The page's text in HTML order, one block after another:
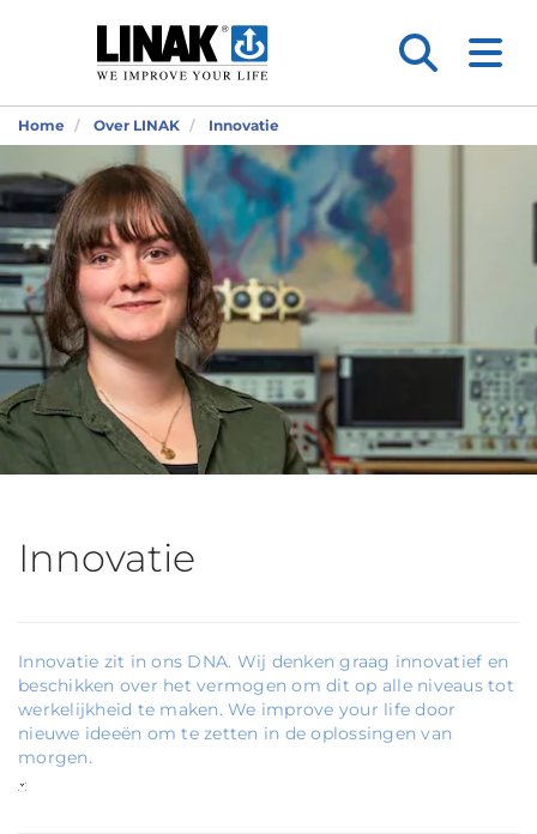
Home Over LINAK Innovatie
Innovatie
Innovatie zit in ons DNA. Wij denken graag innovatief en
beschikken over het vermogen om dit op alle niveaus tot
werkelijkheid te maken. We improve your life door
nieuwe ideeën om te zetten in de oplossingen van
morgen.